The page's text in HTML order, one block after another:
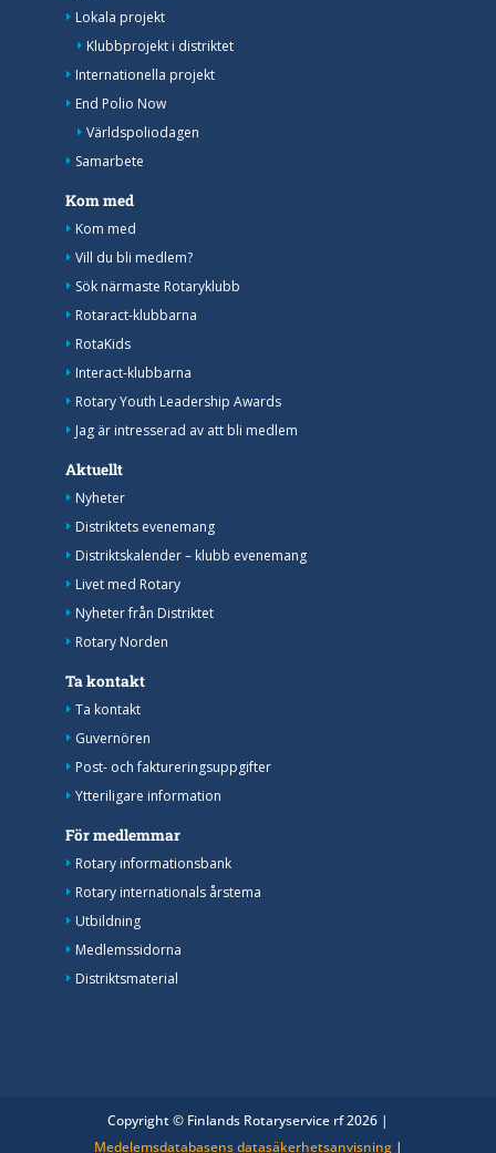
Lokala projekt
Klubbprojekt i distriktet
Internationella projekt
End Polio Now
Världspoliodagen
Samarbete
Kom med
Kom med
Vill du bli medlem?
Sök närmaste Rotaryklubb
Rotaract-klubbarna
RotaKids
Interact-klubbarna
Rotary Youth Leadership Awards
Jag är intresserad av att bli medlem
Aktuellt
Nyheter
Distriktets evenemang
Distriktskalender – klubb evenemang
Livet med Rotary
Nyheter från Distriktet
Rotary Norden
Ta kontakt
Ta kontakt
Guvernören
Post- och faktureringsuppgifter
Ytteriligare information
För medlemmar
Rotary informationsbank
Rotary internationals årstema
Utbildning
Medlemssidorna
Distriktsmaterial
Copyright © Finlands Rotaryservice rf 2026 |
Medelemsdatabasens datasäkerhetsanvisning|